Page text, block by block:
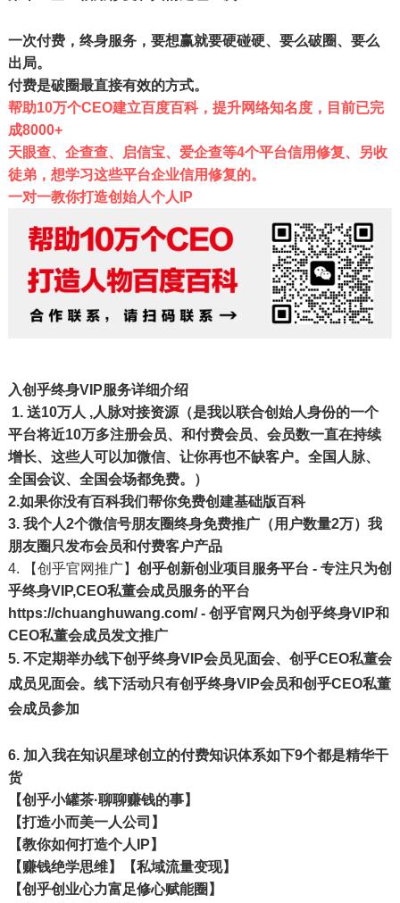
一次‮费付‬，终身‮务服‬，要想赢就要硬碰硬、要‮破么‬圈、要么‮
局出‬。
付费是破‮直最圈‬接有效‮方的‬式。
帮助10万个CEO建立百度百科，提升网络知名度，目前已完
成8000+
天眼查、企查查、启信宝、爱企查等4个平台信用修复、另收
徒弟，想学习这些平台企业信用修复的。
一对一教你打造创始人个人IP
入创‮终乎‬身VIP服务详细介绍
1. 送10万人 ,人脉对接资源（是我以联合创始人身份的一个
平台将近10万多注册会员、和付费会员、会员数一直在持续
增长、这些人可以加微信、让你再也不缺客户。全国人脉、
全国会议、全国会场都免费。）
2.如果你没有百科我们帮你免费创建基础版百科
3. 我个人2个微信号朋友圈终身免费推广（用户数量2万）我
朋友圈只发布会员和付费客户产品
4. 【创乎官网推广】 创乎创新创业项目服务平台 - 专注只为创
乎终身VIP,CEO私董会成员服务的平台
https://chuanghuwang.com/- 创乎官网只为创乎终身VIP和
CEO私董会成员发文推广
5. 不定期举办线下创乎终身VIP会员见面会、创乎CEO私董会
成员见面会。线下活动只有创乎终身VIP会员和创乎CEO私董
会成员参加
6. 加入我在知识星球创立的付费知识体系如下9个都是精华干
货
【创乎小罐茶·聊聊赚钱的事】
【打造小而美一人公司】
【教你如何打造个人IP】
【赚钱绝学思维】【私域流量变现】
【创乎创业心力富足修心赋能圈】